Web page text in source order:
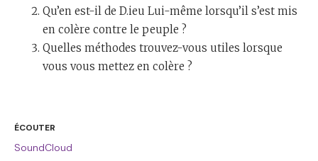
ÉCOUTER
SoundCloud
Qu’en est-il de D.ieu Lui-même lorsqu’il s’est mis
en colère contre le peuple ?
Quelles méthodes trouvez-vous utiles lorsque
vous vous mettez en colère ?